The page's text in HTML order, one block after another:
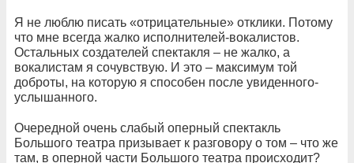
Я не люблю писать «отрицательные» отклики. Потому
что мне всегда жалко исполнителей-вокалистов.
Остальных создателей спектакля – не жалко, а
вокалистам я сочувствую. И это – максимум той
доброты, на которую я способен после увиденного-
услышанного.
Очередной очень слабый оперный спектакль
Большого театра призывает к разговору о том – что же
там, в оперной части Большого театра происходит?